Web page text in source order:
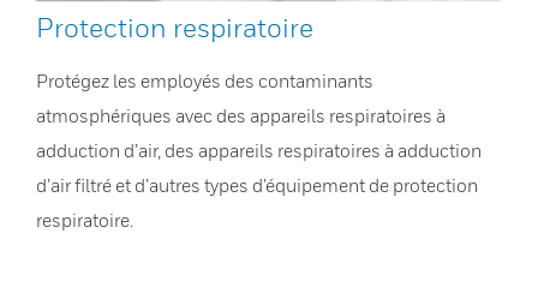
Protection respiratoire
Protégez les employés des contaminants
atmosphériques avec des appareils respiratoires à
adduction d’air, des appareils respiratoires à adduction
d’air filtré et d’autres types d’équipement de protection
respiratoire.